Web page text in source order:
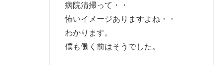
病院清掃って・・
怖いイメージありますよね・・
わかります。
僕も働く前はそうでした。